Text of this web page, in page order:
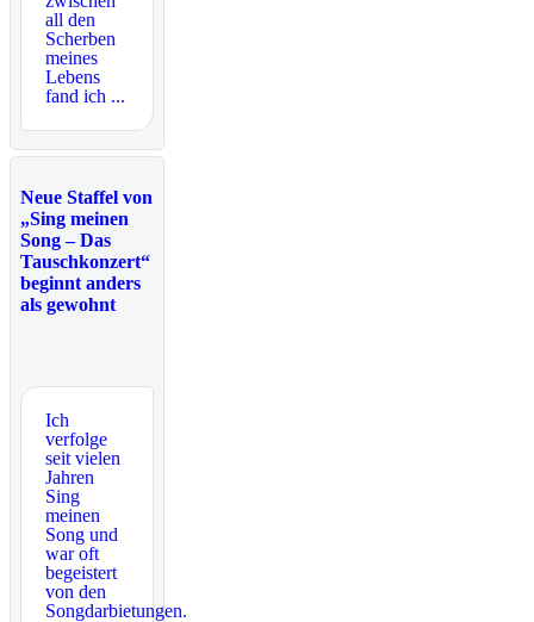
all den
Scherben
meines
Lebens
fand ich ...
Neue Staffel von
„Sing meinen
Song – Das
Tauschkonzert“
beginnt anders
als gewohnt
Ich
verfolge
seit vielen
Jahren
Sing
meinen
Song und
war oft
begeistert
von den
Songdarbietungen.